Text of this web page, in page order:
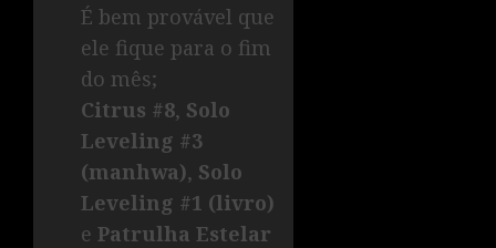
É bem provável que
ele fique para o fim
do mês;
Citrus #8, Solo
Leveling #3
(manhwa), Solo
Leveling #1 (livro)
e Patrulha Estelar